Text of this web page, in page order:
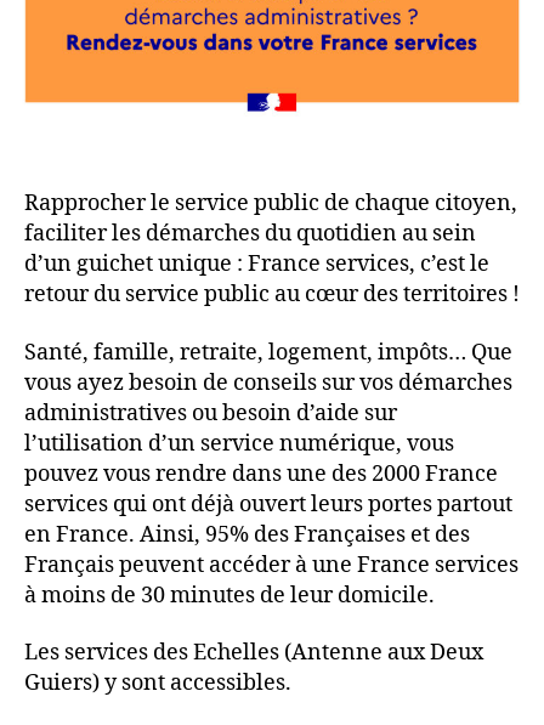
Rapprocher le service public de chaque citoyen,
faciliter les démarches du quotidien au sein
d’un guichet unique : France services, c’est le
retour du service public au cœur des territoires !
Santé, famille, retraite, logement, impôts… Que
vous ayez besoin de conseils sur vos démarches
administratives ou besoin d’aide sur
l’utilisation d’un service numérique, vous
pouvez vous rendre dans une des 2000 France
services qui ont déjà ouvert leurs portes partout
en France. Ainsi, 95% des Françaises et des
Français peuvent accéder à une France services
à moins de 30 minutes de leur domicile.
Les services des Echelles (Antenne aux Deux
Guiers) y sont accessibles.